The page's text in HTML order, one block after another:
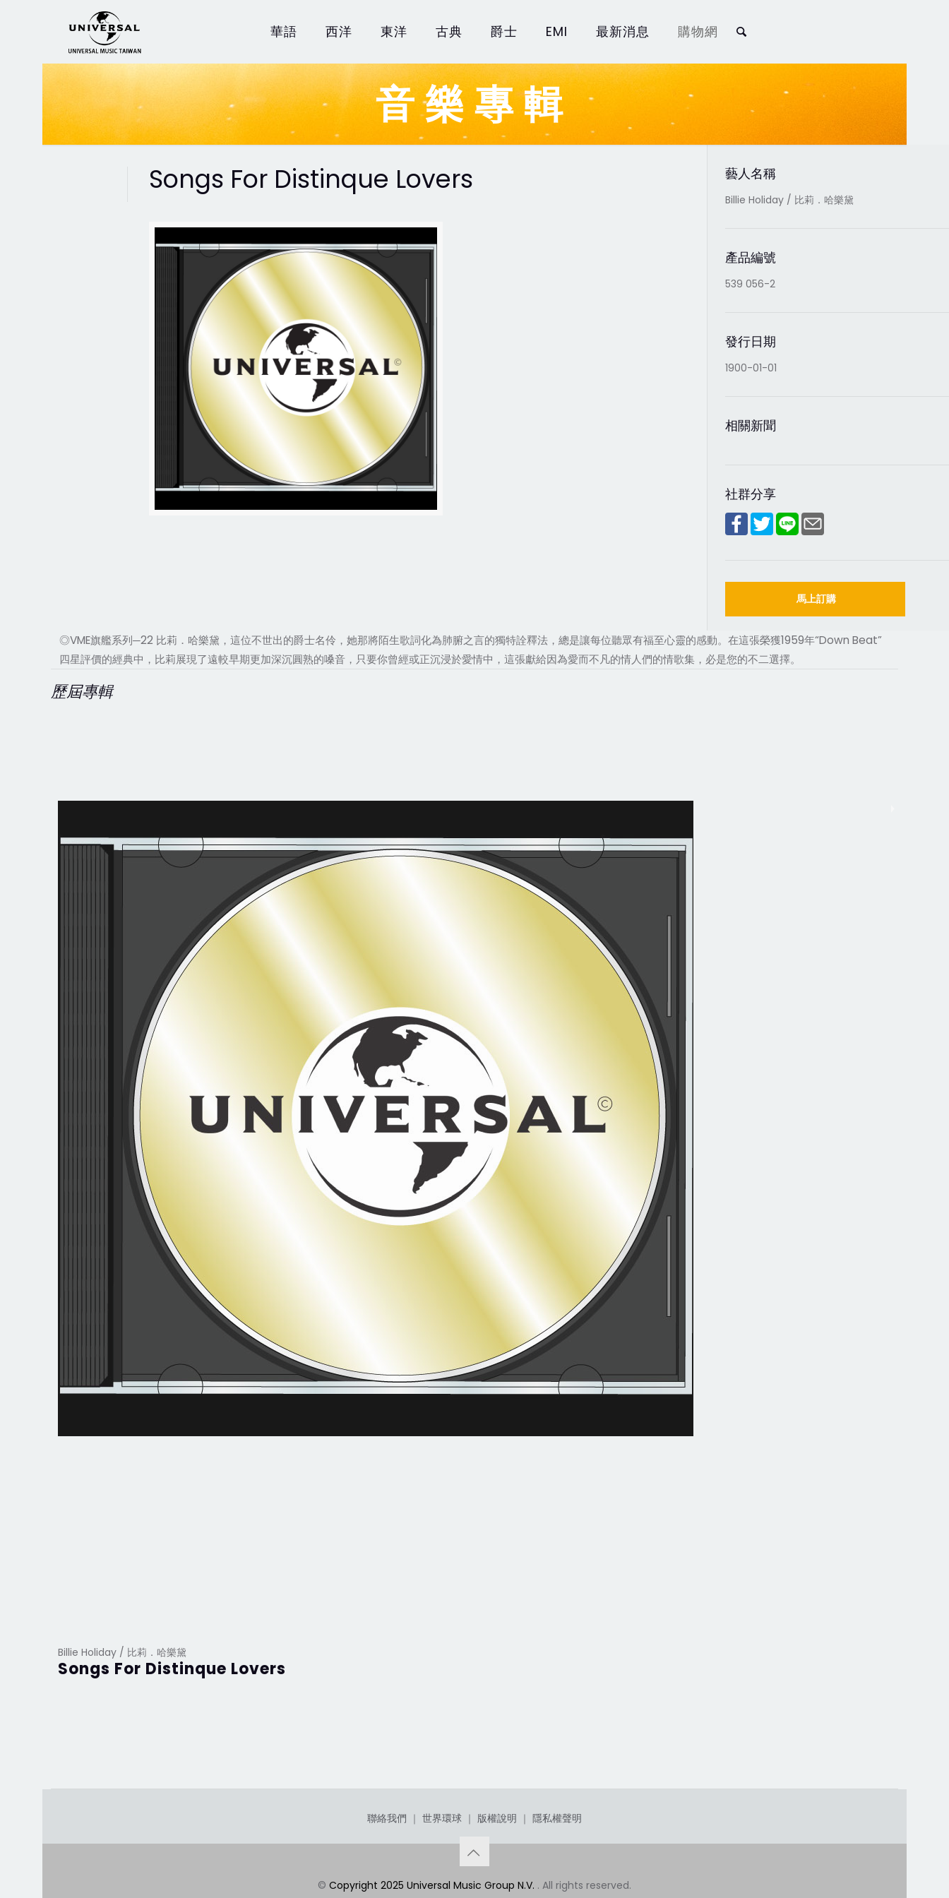
華語 西洋 東洋 古典 爵士 EMI 最新消息 購物網
音樂專輯
Songs For Distinque Lovers 藝人名稱
Billie Holiday / 比莉．哈樂黛
產品編號
539 056-2
發行日期
1900-01-01
相關新聞
社群分享
馬上訂購
◎VME旗艦系列─22 比莉．哈樂黛，這位不世出的爵士名伶，她那將陌生歌詞化為肺腑之言的獨特詮釋法，總是讓每位聽眾有福至心靈的感動。在這張榮獲1959年“Down Beat”
四星評價的經典中，比莉展現了遠較早期更加深沉圓熟的嗓音，只要你曾經或正沉浸於愛情中，這張獻給因為愛而不凡的情人們的情歌集，必是您的不二選擇。
歷屆專輯
Billie Holiday / 比莉．哈樂黛
Songs For Distinque Lovers
聯絡我們 ｜ 世界環球｜ 版權說明 ｜ 隱私權聲明
© Copyright 2025 Universal Music Group N.V. . All rights reserved.